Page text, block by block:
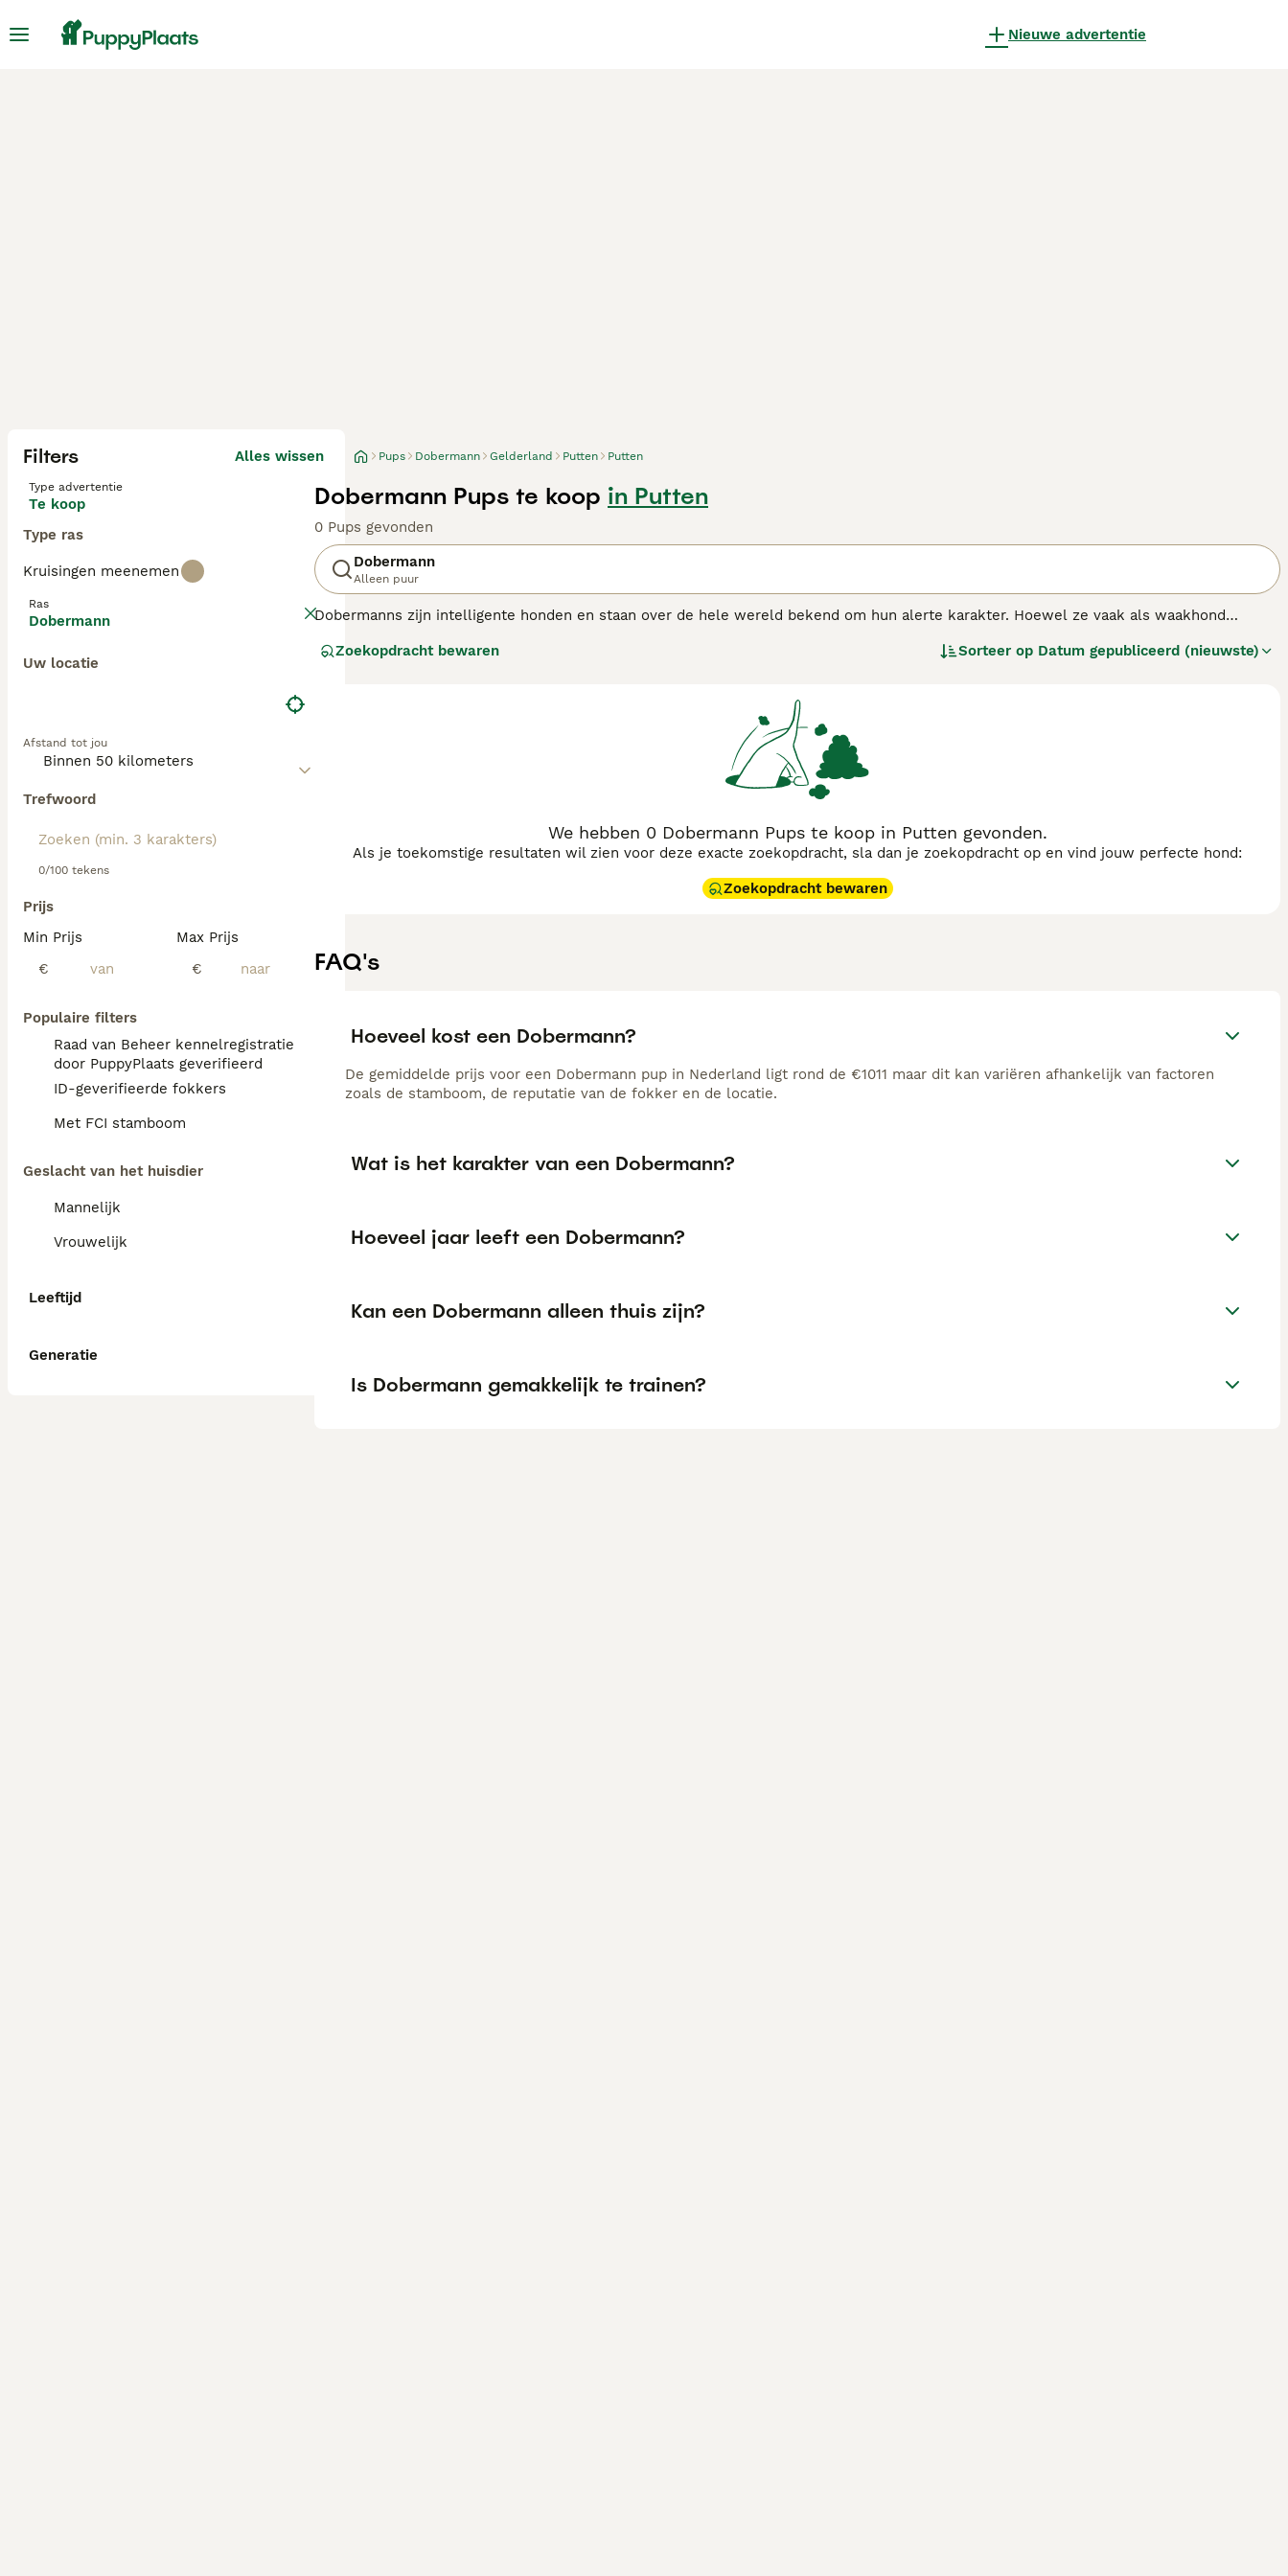
Nieuwe advertentie
Filters Alles wissen
Type advertentie
Te koop
Type ras
Kruisingen meenemen
Ras
Dobermann
Uw locatie
Afstand tot jou
Trefwoord
0/100 tekens
Prijs
Min Prijs
€
Max Prijs
€
Populaire filters
Raad van Beheer kennelregistratie
door PuppyPlaats geverifieerd
ID-geverifieerde fokkers
Met FCI stamboom
Geslacht van het huisdier
Mannelijk
Vrouwelijk
Leeftijd
Generatie
Pups Dobermann Gelderland Putten Putten
Dobermann Pups te koop in Putten
0 Pups gevonden
Dobermann
Alleen puur
Dobermanns zijn intelligente honden en staan over de hele wereld bekend om hun alerte karakter. Hoewel ze vaak als waakhond
wijze worden gefokt en op de juiste manier worden behandeld, worden ze gewaardeerde gezinsleden.
Zoekopdracht bewaren Sorteer op Datum gepubliceerd (nieuwste)
We hebben 0 Dobermann Pups te koop in Putten gevonden.
Als je toekomstige resultaten wil zien voor deze exacte zoekopdracht, sla dan je zoekopdracht op en vind jouw perfecte hond:
Zoekopdracht bewaren
FAQ's
Hoeveel kost een Dobermann?
De gemiddelde prijs voor een Dobermann pup in Nederland ligt rond de €1011 maar dit kan variëren afhankelijk van factoren
zoals de stamboom, de reputatie van de fokker en de locatie.
Wat is het karakter van een Dobermann?
Hoeveel jaar leeft een Dobermann?
Kan een Dobermann alleen thuis zijn?
Is Dobermann gemakkelijk te trainen?